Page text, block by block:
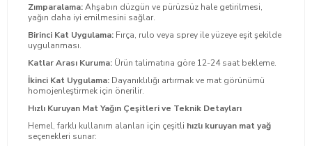
Zımparalama:Ahşabın düzgün ve pürüzsüz hale getirilmesi,
yağın daha iyi emilmesini sağlar.
Birinci Kat Uygulama: Fırça, rulo veya sprey ile yüzeye eşit şekilde
uygulanması.
Katlar Arası Kuruma: Ürün talimatına göre 12-24 saat bekleme.
İkinci Kat Uygulama: Dayanıklılığı artırmak ve mat görünümü
homojenleştirmek için önerilir.
Hızlı Kuruyan Mat Yağın Çeşitleri ve Teknik Detayları
Hemel, farklı kullanım alanları için çeşitli hızlı kuruyan mat yağ
seçenekleri sunar: